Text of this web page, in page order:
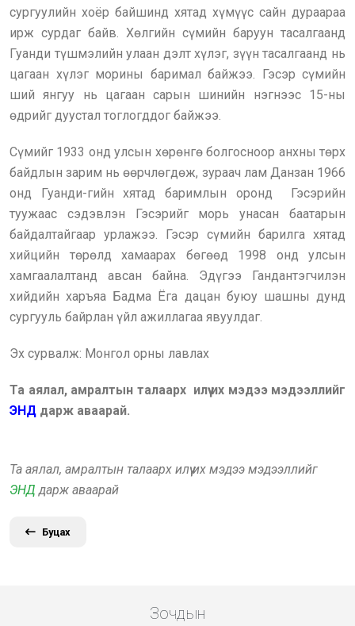
сургуулийн хоёр байшинд хятад хүмүүс сайн дураараа
ирж сурдаг байв. Хөлгийн сүмийн баруун тасалгаанд
Гуанди түшмэлийн улаан дэлт хүлэг, зүүн тасалгаанд нь
цагаан хүлэг морины баримал байжээ. Гэсэр сүмийн
ший янгуу нь цагаан сарын шинийн нэгнээс 15-ны
өдрийг дуустал тоглогддог байжээ.
Сүмийг 1933 онд улсын хөрөнгө болгосноор анхны төрх
байдлын зарим нь өөрчлөгдөж, зураач лам Данзан 1966
онд Гуанди-гийн хятад баримлын оронд Гэсэрийн
туужаас сэдэвлэн Гэсэрийг морь унасан баатарын
байдалтайгаар урлажээ. Гэсэр сүмийн барилга хятад
хийцийн төрөлд хамаарах бөгөөд 1998 онд улсын
хамгаалалтанд авсан байна. Эдүгээ Гандантэгчилэн
хийдийн харъяа Бадма Ёга дацан буюу шашны дунд
сургууль байрлан үйл ажиллагаа явуулдаг.
Эх сурвалж: Монгол орны лавлах
Та аялал, амралтын талаарх илүү их мэдээ мэдээллийг
ЭНД дарж аваарай.
Та аялал, амралтын талаарх илүү их мэдээ мэдээллийг
ЭНД дарж аваарай
Буцах
Зочдын